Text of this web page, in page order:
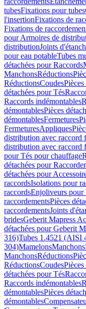
tubesFixations pour tubes
l'insertionFixations de
Fixations de
pour Armoires de
distributionJoints
pour eau potableTubes
détachées pour Raccords
ManchonsRéductions
RéductionsCoudes
détachées pour Tés
Raccords indémontables
démontablesPièces
démontablesFermetures
FermeturesAppliques
distribution avec raccord
distribution avec raccord
pour Tés pour chauffage
détachées pour
détachées pour
raccordsIsolations pour
raccordsEnjoliveurs pour
raccordementsPièces
raccordementsJoints
bridesGeberit Mapress
détachées pour Geberit
316)Tubes 1.4521 (AISI
304)MamelonsManchons
ManchonsRéductions
RéductionsCoudes
détachées pour Tés
Raccords indémontables
démontablesPièces
démontables